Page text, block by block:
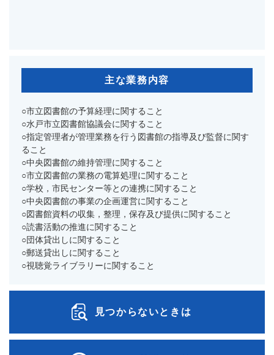
主な業務内容
○市立図書館の予算経理に関すること
○水戸市立図書館協議会に関すること
○指定管理者が管理業務を行う図書館の指導及び監督に関す
ること
○中央図書館の維持管理に関すること
○市立図書館の業務の電算処理に関すること
○学校，市民センター等との連携に関すること
○中央図書館の事業の企画運営に関すること
○図書館資料の収集，整理，保存及び提供に関すること
○読書活動の推進に関すること
○団体貸出しに関すること
○郵送貸出しに関すること
○視聴覚ライブラリーに関すること
見つからないときは